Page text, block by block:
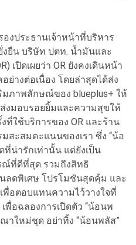
ประธานเจ้าหน้าที่บริหาร
ยืน บริษัท ปตท. น้ำมันและ
เปิดเผยว่า OR ยังคงเดินหน้า
างต่อเนื่อง โดยล่าสุดได้ส่ง
มภาพลักษณ์ของ blueplus+ ให้
งมอบรอยยิ้มและความสุขให้
ใช้บริการของ OR และร้าน
สะสมคะแนนของเรา ซึ่ง “น้อ
ที่น่ารักเท่านั้น แต่ยังเป็น
ณ์ที่ดีที่สุด รวมถึงสิทธิ
ลดพิเศษ โปรโมชันสุดคุ้ม และ
พื่อตอบแทนความไว้วางใจที่
พื่อฉลองการเปิดตัว “น้อนพ
าใหม่ชุด อย่าทิ้ง “น้อนพลัส”